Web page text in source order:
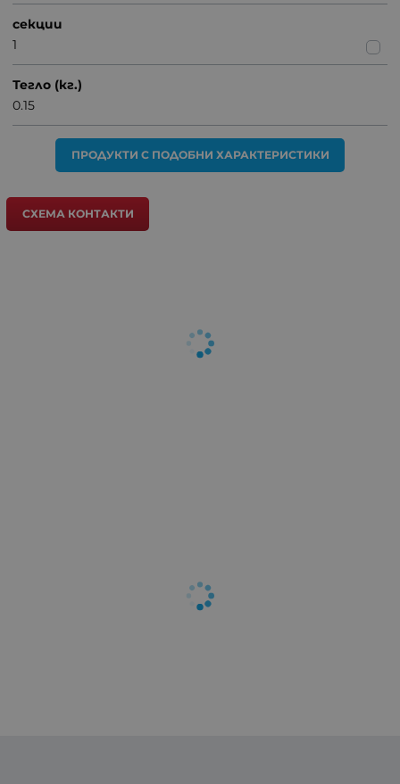
секции
1
Тегло (кг.)
0.15
ПРОДУКТИ С ПОДОБНИ ХАРАКТЕРИСТИКИ
СХЕМА КОНТАКТИ